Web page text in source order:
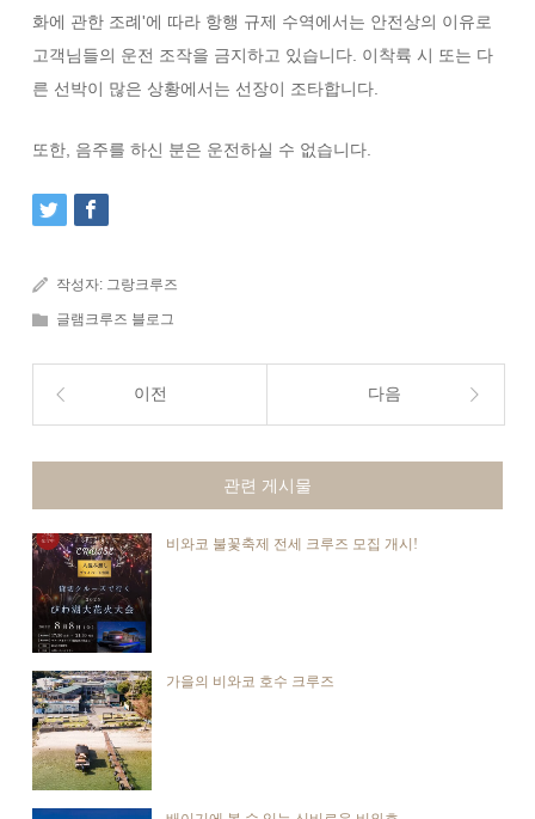
화에 관한 조례'에 따라 항행 규제 수역에서는 안전상의 이유로
고객님들의 운전 조작을 금지하고 있습니다. 이착륙 시 또는 다
른 선박이 많은 상황에서는 선장이 조타합니다.
또한, 음주를 하신 분은 운전하실 수 없습니다.
작성자: 그랑크루즈
글램크루즈 블로그
이전 다음
관련 게시물
비와코 불꽃축제 전세 크루즈 모집 개시!
가을의 비와코 호수 크루즈